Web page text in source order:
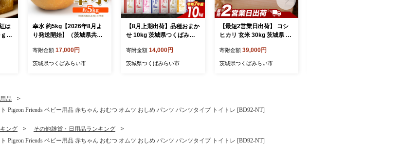
は
幸水 約5kg【2026年8月よ
り発送開始】（茨城県共通
糖度 ギフト 贈り物 プレゼ
ント フルーツ なし ナシ 和
寄附金額 17,000円
茨城県つくばみらい市
【8月上期出荷】品種おまか
せ 10kg 茨城県つくばみら
シヒカリ あきたこまち ひと
めぼれ ふくまる ゆめひたち
寄附金額 14,000円
茨城県つくばみらい市
【最短2営業日出荷】 コシ
ヒカリ 玄米 30kg 茨城県 つ
送 お米 米 おこめ こめ コメ
30キロ こしひかり 令和7年
寄附金額 39,000円
茨城県つくばみらい市
品
Pigeon Friends ベビー用品 赤ちゃん おむつ オムツ おしめ パンツ パンツタイプ トイトレ [BD92-NT]
ング
その他雑貨・日用品ランキング
Pigeon Friends ベビー用品 赤ちゃん おむつ オムツ おしめ パンツ パンツタイプ トイトレ [BD92-NT]